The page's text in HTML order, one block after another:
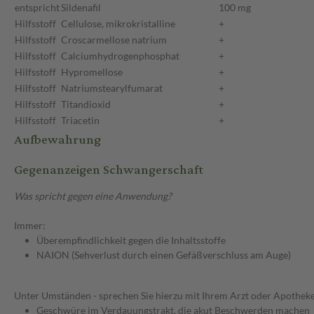
entsprichtSildenafil
100 mg
Hilfsstoff Cellulose, mikrokristalline
+
Hilfsstoff Croscarmellose natrium
+
Hilfsstoff Calciumhydrogenphosphat
+
Hilfsstoff Hypromellose
+
Hilfsstoff Natriumstearylfumarat
+
Hilfsstoff Titandioxid
+
Hilfsstoff Triacetin +
Aufbewahrung
Gegenanzeigen Schwangerschaft
Was spricht gegen eine Anwendung?
Immer:
Überempfindlichkeit gegen die Inhaltsstoffe
NAION (Sehverlust durch einen Gefäßverschluss am Auge)
Unter Umständen - sprechen Sie hierzu mit Ihrem Arzt oder
Geschwüre im Verdauungstrakt, die akut Beschwerden machen